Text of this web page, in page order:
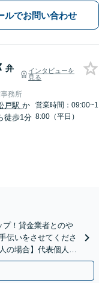
ルでお問い合わせ
弁
インタビューを
見る
務所
戸駅 か
徒歩1分
営業時間：09:00~1
8:00（平日）
プ！貸金業者とのや
伝いをさせてくださ
の場合】代表個人の
できます。